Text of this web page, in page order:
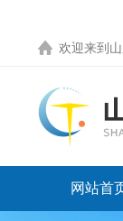
欢迎来到
网站首